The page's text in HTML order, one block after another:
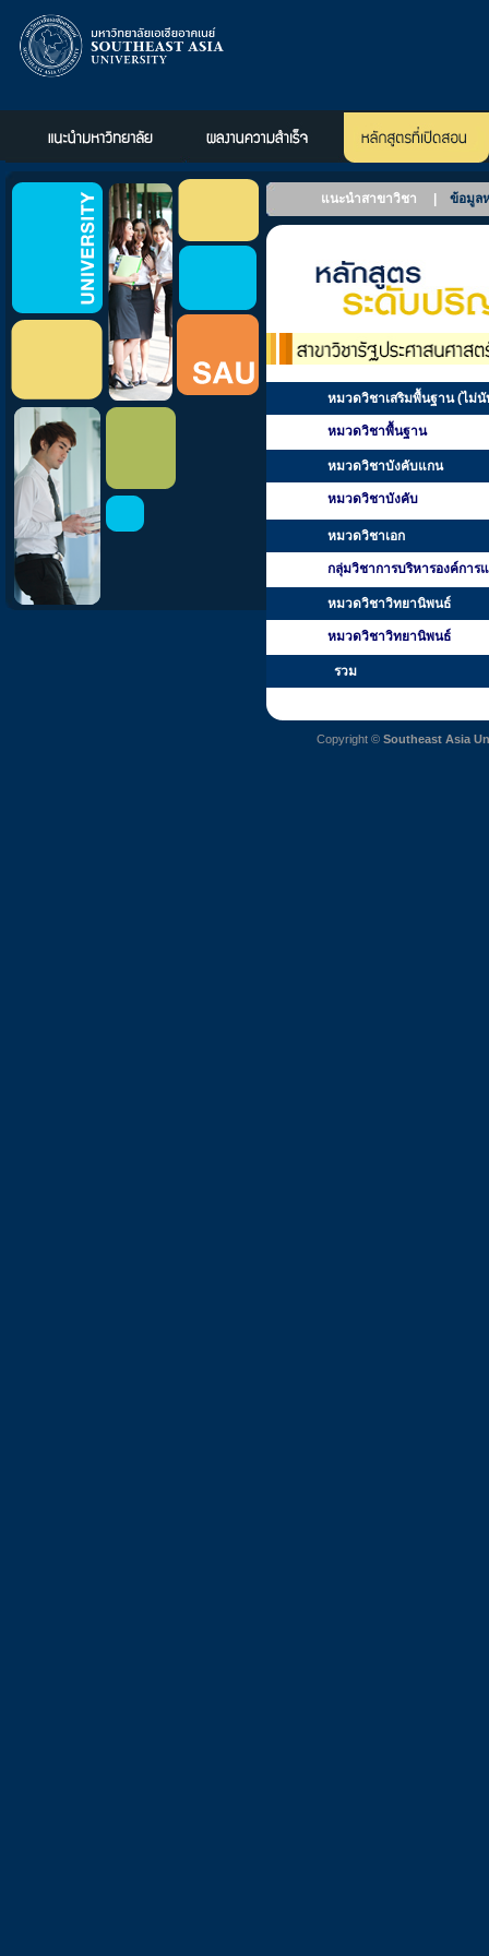
แนะนำสาขาวิชา ข้อมูล
หมวดวิชาเสริมพื้นฐาน (ไม่
หมวดวิชาพื้นฐาน
หมวดวิชาบังคับแกน
หมวดวิชาบังคับ
หมวดวิชาเอก
กลุ่มวิชาการบริหารองค์การ
หมวดวิชาวิทยานิพนธ์
หมวดวิชาวิทยานิพนธ์
รวม
Copyright © Southeast Asia